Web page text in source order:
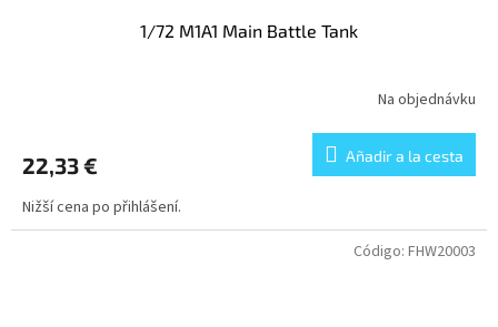
1/72 M1A1 Main Battle Tank
Na objednávku
22,33 € Añadir a la cesta
Nižší cena po přihlášení.
Código: FHW20003